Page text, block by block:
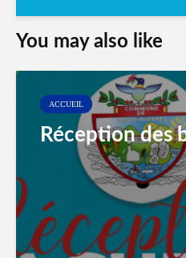
You may also like
ACCUEIL
Réception des